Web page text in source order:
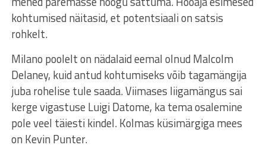
kohtumised näitasid, et potentsiaali on satsis
rohkelt.
Milano poolelt on nädalaid eemal olnud Malcolm
Delaney, kuid antud kohtumiseks võib tagamängija
juba rohelise tule saada. Viimases liigamängus sai
kerge vigastuse Luigi Datome, ka tema osalemine
pole veel täiesti kindel. Kolmas küsimärgiga mees
on Kevin Punter.